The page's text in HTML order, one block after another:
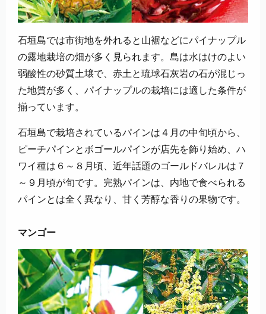
石垣島では市街地を外れると山裾などにパイナップル
の露地栽培の畑が多く見られます。島は水はけのよい
弱酸性の砂質土壌で、赤土と琉球石灰岩の石が混じっ
た地質が多く、パイナップルの栽培には適した条件が
揃っています。
石垣島で栽培されているパインは４月の中旬頃から、
ピーチパインとボゴールパインが店先を飾り始め、ハ
ワイ種は６～８月頃、近年話題のゴールドバレルは７
～９月頃が旬です。完熟パインは、内地で食べられる
パインとは全く異なり、甘く芳醇な香りの果物です。
マンゴー